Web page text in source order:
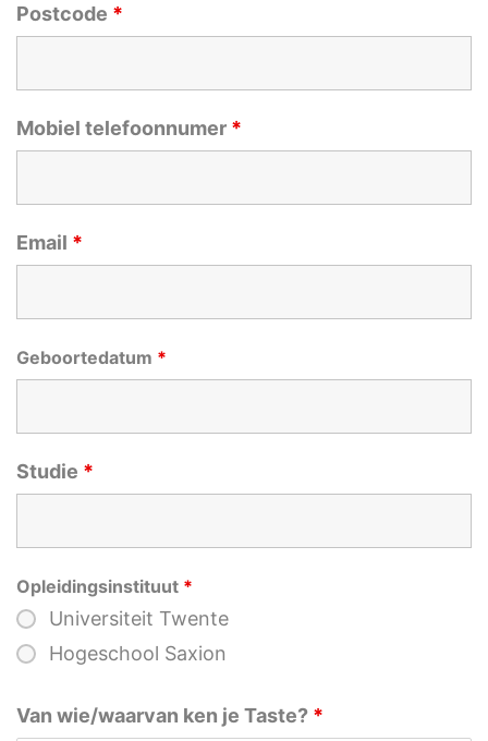
Postcode *
Mobiel telefoonnumer *
Email *
Geboortedatum *
Studie *
Opleidingsinstituut *
Universiteit Twente
Hogeschool Saxion
Van wie/waarvan ken je Taste? *